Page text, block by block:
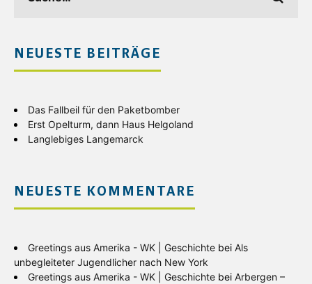
NEUESTE BEITRÄGE
Das Fallbeil für den Paketbomber
Erst Opelturm, dann Haus Helgoland
Langlebiges Langemarck
NEUESTE KOMMENTARE
Greetings aus Amerika - WK | Geschichte bei Als
unbegleiteter Jugendlicher nach New York
Greetings aus Amerika - WK | Geschichte bei Arbergen –